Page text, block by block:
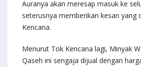
Auranya akan meresap masuk ke
seterusnya memberikan kesan yang
Kencana.
Menurut Tok Kencana lagi, Minyak
Qaseh ini sengaja dijual dengan